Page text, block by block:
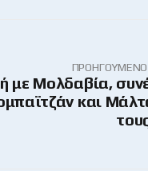
με Μολδαβία,
και